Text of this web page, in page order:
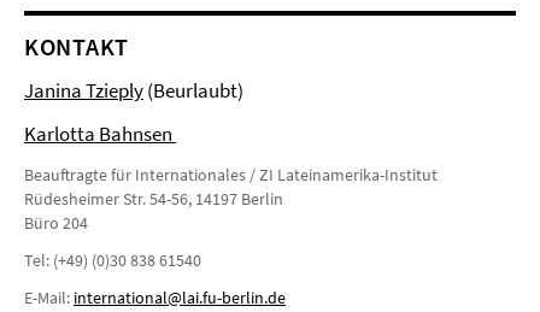
KONTAKT
Janina Tzieply(Beurlaubt)
Karlotta Bahnsen
Beauftragte für Internationales / ZI Lateinamerika-Institut
Rüdesheimer Str. 54-56, 14197 Berlin
Büro 204
Tel: (+49) (0)30 838 61540
E-Mail: international@lai.fu-berlin.de